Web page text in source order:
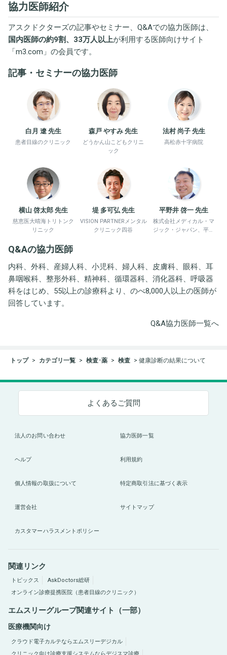
協力医師紹介
アスクドクターズの記事やセミナー、Q&Aでの協力医師は、
国内医師の約9割、33万人以上が利用する医師向けサイト
「m3.com 」の会員です。
記事・セミナーの協力医師
白月 遼 先生
患者目線のクリニック
森戸 やすみ 先生
どうかん山こどもクリニ
ック
法村 尚子 先生
高松赤十字病院
横山 啓太郎 先生
慈恵医大晴海トリトンク
リニック
堤 多可弘 先生
VISION PARTNERメンタル
クリニック四谷
平野井 啓一 先生
株式会社メディカル・マ
ジック・ジャパン、平野
Q&Aの協力医師
内科、外科、産婦人科、小児科、婦人科、皮膚科、眼科、耳
鼻咽喉科、整形外科、精神科、循環器科、消化器科、呼吸器
科をはじめ、55以上の診療科より、のべ8,000人以上の医師が
回答しています。
Q&A協力医師一覧へ
トップ カテゴリ一覧 検査･薬 検査 健康診断の結果について
よくあるご質問
法人のお問い合わせ 協力医師一覧
ヘルプ 利用規約
個人情報の取扱について 特定商取引法に基づく表示
運営会社 サイトマップ
カスタマーハラスメントポリシー
関連リンク
トピックス
AskDoctors総研
オンライン診療提携医院（患者目線のクリニック）
エムスリーグループ関連サイト（一部）
医療機関向け
クラウド電子カルテならエムスリーデジカル